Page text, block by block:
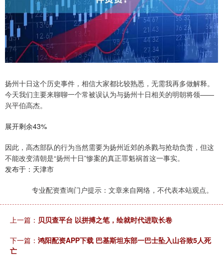
扬州十日这个历史事件，相信大家都比较熟悉，无需我再多做解释。
今天我们主要来聊聊一个常被误认为与扬州十日相关的明朝将领——
兴平伯高杰。
展开剩余43%
因此，高杰部队的行为当然需要为扬州近郊的杀戮与抢劫负责，但这
不能改变清朝是“扬州十日”惨案的真正罪魁祸首这一事实。
发布于：天津市
专业配资查询门户提示：文章来自网络，不代表本站观点。
上一篇： 贝贝查平台 以拼搏之笔，绘就时代进取长卷
下一篇： 鸿阳配资APP下载 巴基斯坦东部一巴士坠入山谷致5人死
亡